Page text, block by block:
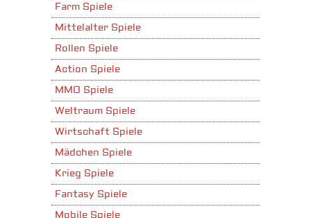
Farm Spiele
Mittelalter Spiele
Rollen Spiele
Action Spiele
MMO Spiele
Weltraum Spiele
Wirtschaft Spiele
Mädchen Spiele
Krieg Spiele
Fantasy Spiele
Mobile Spiele